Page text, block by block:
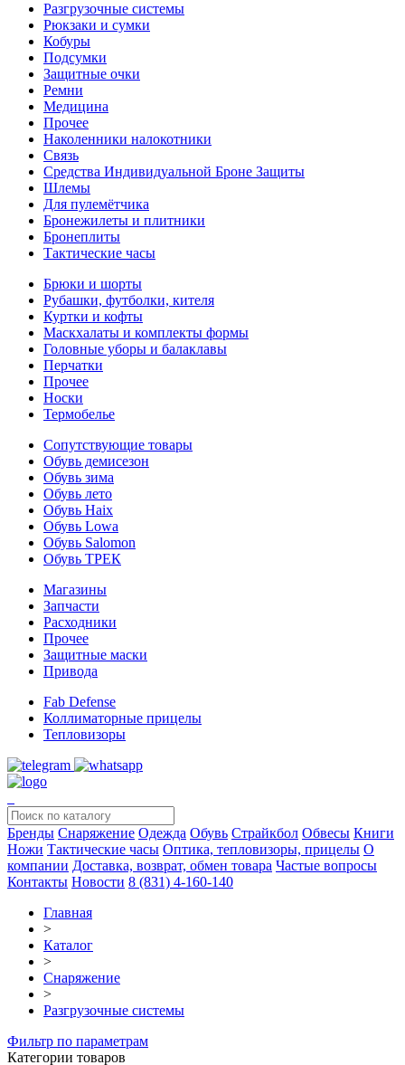
Разгрузочные системы
Рюкзаки и сумки
Кобуры
Подсумки
Защитные очки
Ремни
Медицина
Прочее
Наколенники налокотники
Связь
Средства Индивидуальной Броне Защиты
Шлемы
Для пулемётчика
Бронежилеты и плитники
Бронеплиты
Тактические часы
Брюки и шорты
Рубашки, футболки, кителя
Куртки и кофты
Маскхалаты и комплекты формы
Головные уборы и балаклавы
Перчатки
Прочее
Носки
Термобелье
Сопутствующие товары
Обувь демисезон
Обувь зима
Обувь лето
Обувь Haix
Обувь Lowa
Обувь Salomon
Обувь ТРЕК
Магазины
Запчасти
Расходники
Прочее
Защитные маски
Привода
Fab Defense
Коллиматорные прицелы
Тепловизоры
Бренды Снаряжение Одежда Обувь Страйкбол Обвесы Книги
Ножи Тактические часы Оптика, тепловизоры, прицелы О
компании Доставка, возврат, обмен товара Частые вопросы
Контакты Новости 8 (831) 4-160-140
Главная
>
Каталог
>
Снаряжение
>
Разгрузочные системы
Фильтр по параметрам
Категории товаров